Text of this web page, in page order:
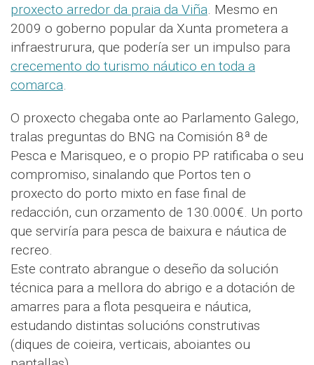
proxecto arredor da praia da Viña. Mesmo en
2009 o goberno popular da Xunta prometera a
infraestrurura, que podería ser un impulso para
crecemento do turismo náutico en toda a
comarca.
O proxecto chegaba onte ao Parlamento Galego,
tralas preguntas do BNG na Comisión 8ª de
Pesca e Marisqueo, e o propio PP ratificaba o seu
compromiso, sinalando que Portos ten o
proxecto do porto mixto en fase final de
redacción, cun orzamento de 130.000€. Un porto
que serviría para pesca de baixura e náutica de
recreo.
Este contrato abrangue o deseño da solución
técnica para a mellora do abrigo e a dotación de
amarres para a flota pesqueira e náutica,
estudando distintas solucións construtivas
(diques de coieira, verticais, aboiantes ou